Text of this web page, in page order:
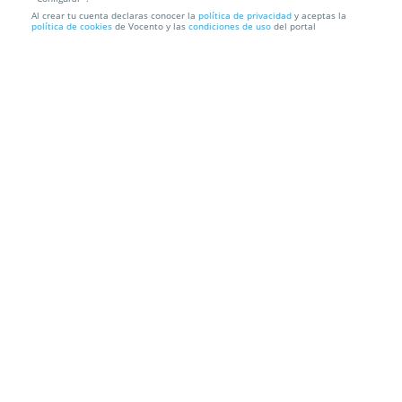
Come toda la pizza que quieras
Al crear tu cuenta declaras conocer la política de privacidad y aceptas la
política de cookies de Vocento y las condiciones de uso del portal